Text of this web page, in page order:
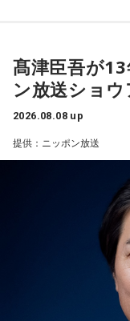
番組Webサイト：
音声コンテンツプラ
ル音声も配信中！
ふと見ると、あなた
ました。
それは何でしたか？
1． 鳩のぬいぐるみ
2． パスポートなど
3． 買ったばかりの
この心理テストでわ
あなたの「究極の裏
とっさに握りしめた
とする「本当に大切
髙津臣吾が
ン放送ショウ
2026.08.08 up
提供：ニッポン放送